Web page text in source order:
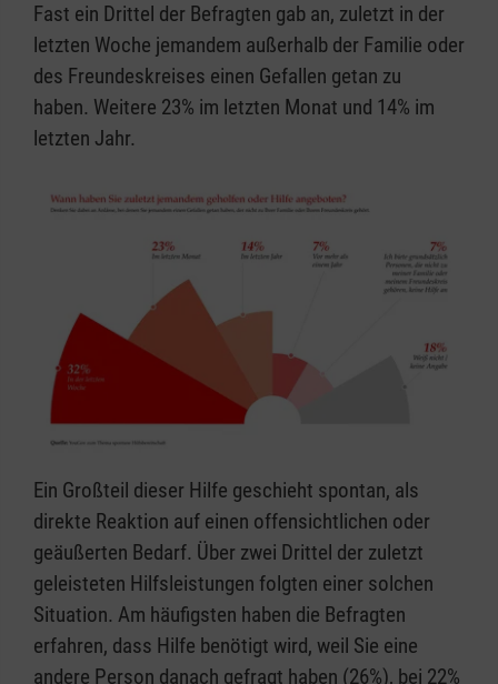
Fast ein Drittel der Befragten gab an, zuletzt in der
letzten Woche jemandem außerhalb der Familie oder
des Freundeskreises einen Gefallen getan zu
haben. Weitere 23% im letzten Monat und 14% im
letzten Jahr.
Ein Großteil dieser Hilfe geschieht spontan, als
direkte Reaktion auf einen offensichtlichen oder
geäußerten Bedarf. Über zwei Drittel der zuletzt
geleisteten Hilfsleistungen folgten einer solchen
Situation. Am häufigsten haben die Befragten
erfahren, dass Hilfe benötigt wird, weil Sie eine
andere Person danach gefragt haben (26%), bei 22%